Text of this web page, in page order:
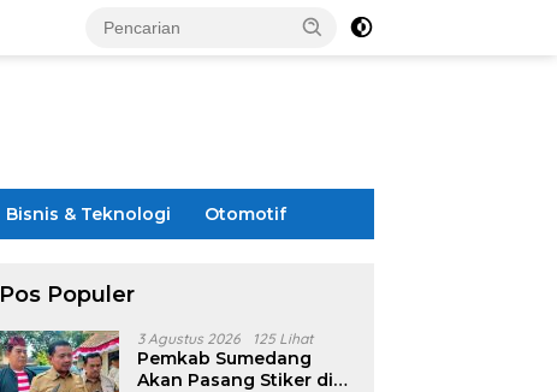
Bisnis & Teknologi Otomotif
Pos Populer
3 Agustus 2026 125 Lihat
Pemkab Sumedang
Akan Pasang Stiker di